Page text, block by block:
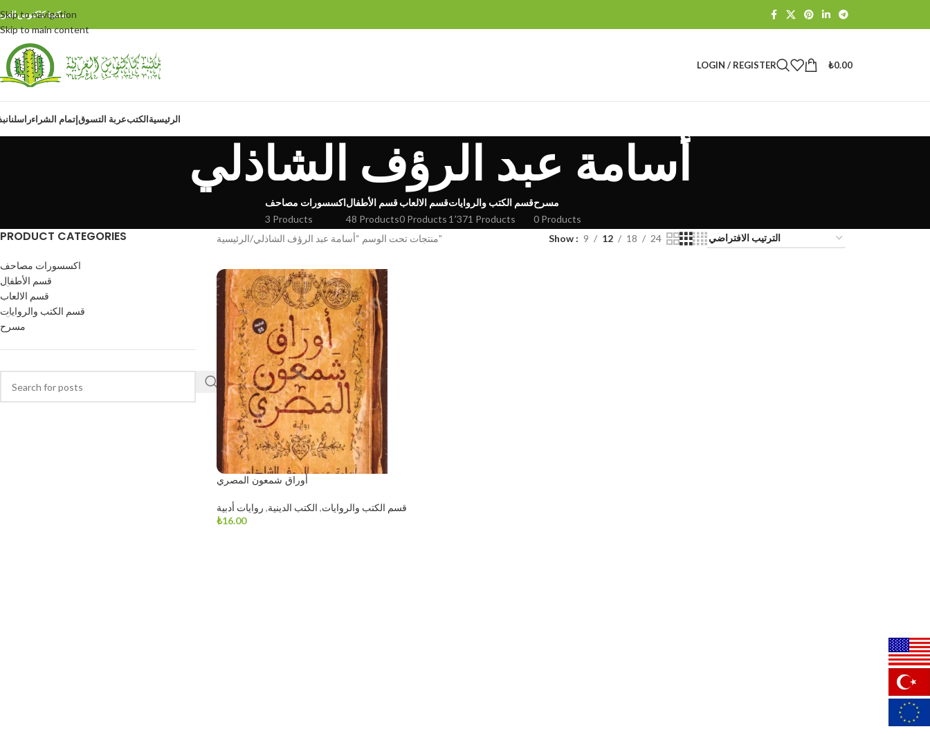
Skip to navigation
Skip to main content
مكتبة كاكتوس
LOGIN / REGISTER ₺0.00
راسلناإتمام الشراءعربة التسوقالكتبالرئيسية
أسامة عبد الرؤف الشاذلي
اكسسورات مصاحف
3 Products
قسم الأطفال
48 Products
قسم الالعاب
0 Products
قسم الكتب والروايات
1٬371 Products
مسرح
0 Products
PRODUCT CATEGORIES
اكسسورات مصاحف
قسم الأطفال
قسم الالعاب
قسم الكتب والروايات
مسرح
الرئيسية منتجات تحت الوسم “أسامة عبد الرؤف الشاذلي” Show 9 12 18 24
أوراق شمعون المصري
قسم الكتب والروايات, الكتب الدينية, روايات أدبية
₺16.00